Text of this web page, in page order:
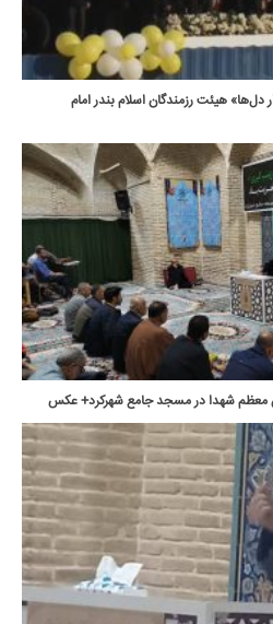
هیئت رزمندگان اسلام بندر امام
معظم شهدا در مسجد جامع شهرکرد+ عکس